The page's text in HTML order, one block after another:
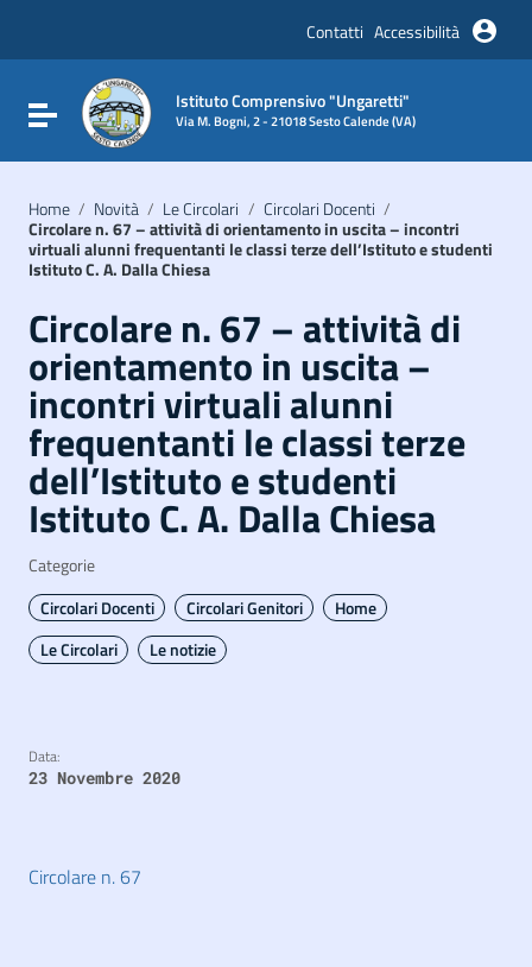
Vai al footer
Contatti Accessibilità
Attiva / disattiva la navigazione
Istituto Comprensivo "Ungaretti"
Via M. Bogni, 2 - 21018 Sesto Calende (VA)
Home / Novità / Le Circolari / Circolari Docenti /
Circolare n. 67 – attività di orientamento in uscita – incontri
virtuali alunni frequentanti le classi terze dell’Istituto e studenti
Istituto C. A. Dalla Chiesa
Circolare n. 67 – attività di
orientamento in uscita –
incontri virtuali alunni
frequentanti le classi terze
dell’Istituto e studenti
Istituto C. A. Dalla Chiesa
Categorie
Circolari Docenti
Circolari Genitori
Home
Le Circolari
Le notizie
Data:
23 Novembre 2020
Circolare n. 67